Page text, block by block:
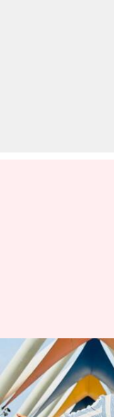
कार्तिक
रखते
हर शुक्रवार